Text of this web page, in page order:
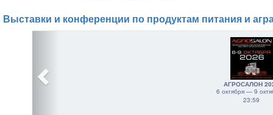
Выставки и конференции по продуктам питания и
АГРОСАЛОН
6 октября — 9
23:59